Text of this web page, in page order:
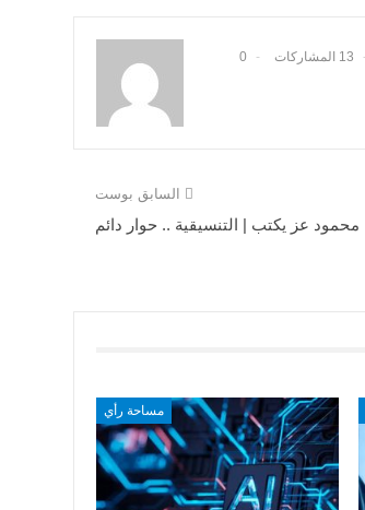
13 المشاركات 0
السابق بوست
محمود عز يكتب | التنسيقية .. حوار دائم
مساحة رأي